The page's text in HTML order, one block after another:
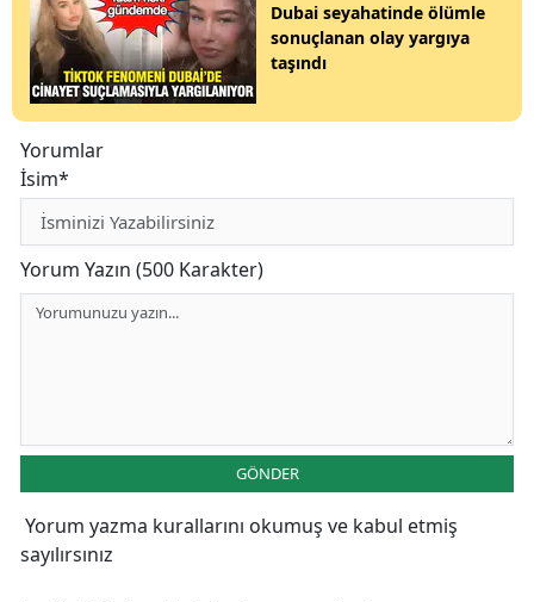
Dubai seyahatinde ölümle
sonuçlanan olay yargıya
taşındı
Yorumlar
İsim*
Yorum Yazın (500 Karakter)
GÖNDER
Yorum yazma kurallarını okumuş ve kabul etmiş
sayılırsınız